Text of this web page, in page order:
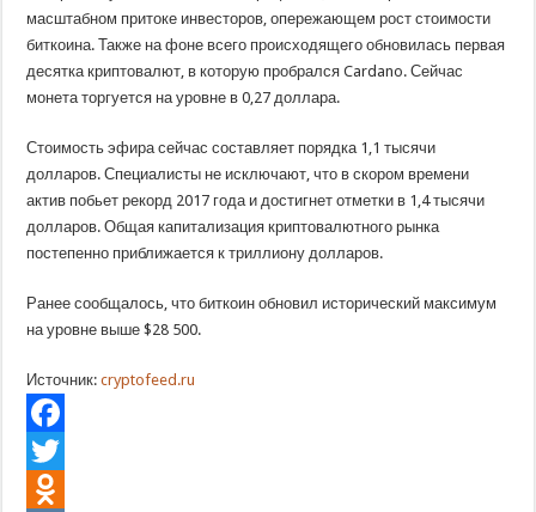
масштабном притоке инвесторов, опережающем рост стоимости
биткоина. Также на фоне всего происходящего обновилась первая
десятка криптовалют, в которую пробрался Cardano. Сейчас
монета торгуется на уровне в 0,27 доллара.
Стоимость эфира сейчас составляет порядка 1,1 тысячи
долларов. Специалисты не исключают, что в скором времени
актив побьет рекорд 2017 года и достигнет отметки в 1,4 тысячи
долларов. Общая капитализация криптовалютного рынка
постепенно приближается к триллиону долларов.
Ранее сообщалось, что биткоин обновил исторический максимум
на уровне выше $28 500.
Источник: cryptofeed.ru
Facebook
Twitter